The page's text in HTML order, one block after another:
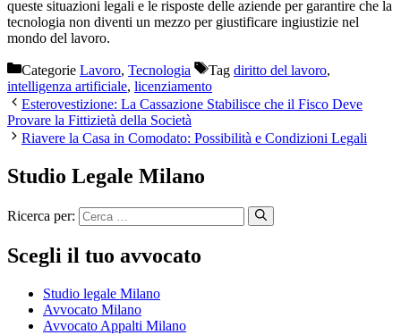
queste situazioni legali e le risposte delle aziende per garantire che la
tecnologia non diventi un mezzo per giustificare ingiustizie nel
mondo del lavoro.
Categorie Lavoro, Tecnologia Tag diritto del lavoro,
intelligenza artificiale, licenziamento
Esterovestizione: La Cassazione Stabilisce che il Fisco Deve
Provare la Fittizietà della Società
Riavere la Casa in Comodato: Possibilità e Condizioni Legali
Studio Legale Milano
Ricerca per:
Scegli il tuo avvocato
Studio legale Milano
Avvocato Milano
Avvocato Appalti Milano